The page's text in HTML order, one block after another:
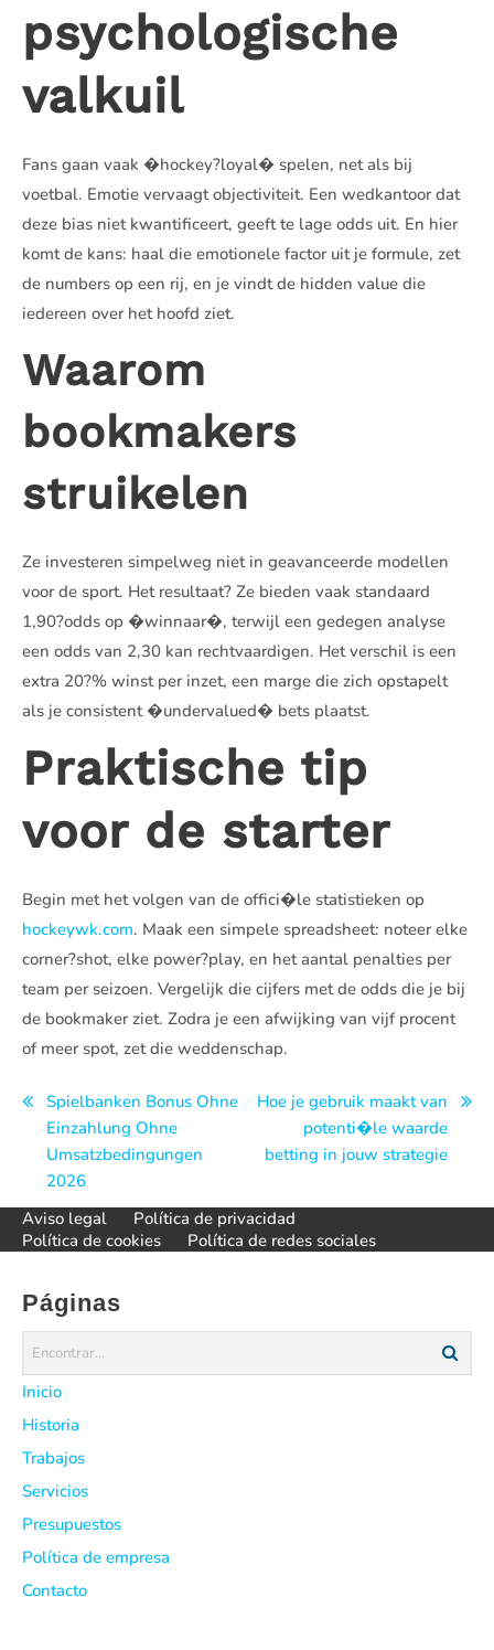
psychologische
valkuil
Fans gaan vaak �hockey?loyal� spelen, net als bij
voetbal. Emotie vervaagt objectiviteit. Een wedkantoor dat
deze bias niet kwantificeert, geeft te lage odds uit. En hier
komt de kans: haal die emotionele factor uit je formule, zet
de numbers op een rij, en je vindt de hidden value die
iedereen over het hoofd ziet.
Waarom
bookmakers
struikelen
Ze investeren simpelweg niet in geavanceerde modellen
voor de sport. Het resultaat? Ze bieden vaak standaard
1,90?odds op �winnaar�, terwijl een gedegen analyse
een odds van 2,30 kan rechtvaardigen. Het verschil is een
extra 20?% winst per inzet, een marge die zich opstapelt
als je consistent �undervalued� bets plaatst.
Praktische tip
voor de starter
Begin met het volgen van de offici�le statistieken op
hockeywk.com. Maak een simpele spreadsheet: noteer elke
corner?shot, elke power?play, en het aantal penalties per
team per seizoen. Vergelijk die cijfers met de odds die je bij
de bookmaker ziet. Zodra je een afwijking van vijf procent
of meer spot, zet die weddenschap.
Navegación
de
entradas
Spielbanken Bonus Ohne
Einzahlung Ohne
Umsatzbedingungen
2026
Hoe je gebruik maakt van
potenti�le waarde
betting in jouw strategie
Aviso legal
Política de privacidad
Política de cookies
Política de redes sociales
Páginas
Inicio
Historia
Trabajos
Servicios
Presupuestos
Política de empresa
Contacto